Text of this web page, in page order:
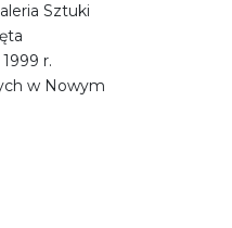
Sztuki
r.
w Nowym